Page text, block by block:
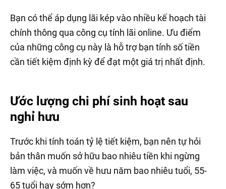
Bạn có thể áp dụng lãi kép vào nhiều kế hoạch tài
chính thông qua công cụ tính lãi online. Ưu điểm
của những công cụ này là hỗ trợ bạn tính số tiền
cần tiết kiệm định kỳ để đạt một giá trị nhất định.
Ước lượng chi phí sinh hoạt sau
nghỉ hưu
Trước khi tính toán tỷ lệ tiết kiệm, bạn nên tự hỏi
bản thân muốn sở hữu bao nhiêu tiền khi ngừng
làm việc, và muốn về hưu năm bao nhiêu tuổi, 55-
65 tuổi hay sớm hơn?